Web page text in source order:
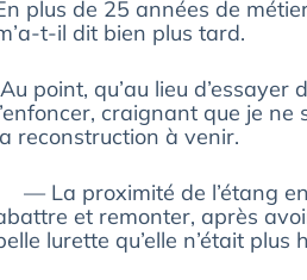
plus de 25 années de
t-il dit bien plus tard.
Au point, qu’au lieu
craignant que je ne
reconstruction à venir.
— La proximité de l’étang
et remonter, après
lurette qu’elle n’était